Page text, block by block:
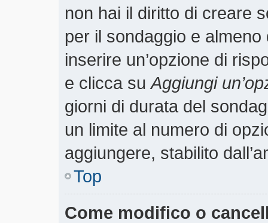
non hai il diritto di creare
per il sondaggio e
inserire un’opzione di
e clicca suAggiungi
giorni di durata del
un limite al numero di
aggiungere, stabilito
Top
Come modifico o